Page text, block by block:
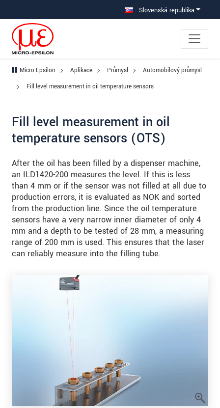
Prejdite priamo na hlavnú navigáciu Slovenská republika
Micro-Epsilon Aplikace Průmysl
Automobilový průmysl
Fill level measurement in oil temperature sensors
Fill level measurement in oil
temperature sensors (OTS)
After the oil has been filled by a dispenser machine,
an ILD1420-200 measures the level. If this is less
than 4 mm or if the sensor was not filled at all due to
production errors, it is evaluated as NOK and sorted
from the production line. Since the oil temperature
sensors have a very narrow inner diameter of only 4
mm and a depth to be tested of 28 mm, a measuring
range of 200 mm is used. This ensures that the laser
can reliably measure into the filling tube.